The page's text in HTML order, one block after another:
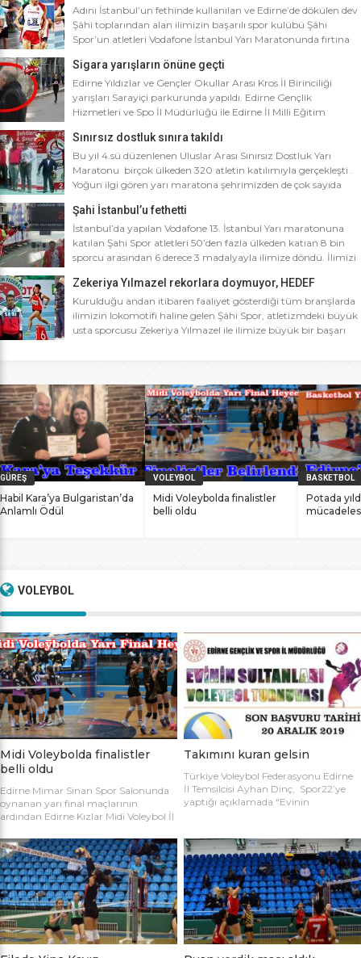
Adını İstanbul’un fethinde kullanılan ve Edirne’de dökülen dev
Şâhi toplarından alan ilimizin başarılı spor kulübü Şâhi
Spor’un atletleri Vodafone İstanbul Yarı Maratonunda fırtına
Vodafone İstanbul Yarı Maratonu’na ilimizden Şâhi Spor 5
sporcusuyla katıldı. Vodafone İstanbul Yarı Maratonu 10 bin
metre yarışına toplamda 4 bin […]
Sigara yarışların önüne geçti
Edirne Yıldızlar ve Gençler Okullar Arası Kros İl Birinciliği
yarışları Sarayiçi parkurunda yapıldı. Edirne Gençlik
Hizmetleri ve Spo İl Müdürlüğü ile Edirne İl Milli Eğitim
Birinciliği yarışları Sarayiçi parkurunda yapıldı. Oldukça soğuk
ve yağmurlu bir havada düzenlenen yarışlara katılımın
yoğun olması atletizm adına sevindirici bulunurken Atletizm
Federasyonu İl […]
Sınırsız dostluk sınıra takıldı
Bu yıl 4.sü düzenlenen Uluslar Arası Sınırsız Dostluk Yarı
Maratonu birçok ülkeden 320 atletin katılımıyla gerçekleşti .
Yoğun ilgi gören yarı maratona şehrimizden de çok sayıda
Ali Soydan tarafından yeni kurulmasına rağmen bir çok
branşta başarıdan başarıya koşan Edirne Al Kan Spor Kulübü
de […]
Şahi İstanbul’u fethetti
İstanbul’da yapılan Vodafone 13. İstanbul Yarı maratonuna
katılan Şahi Spor atletleri 50’den fazla ülkeden katıan 8 bin
sporcu arasından 6 derece 3 madalyayla ilimize döndü. İlimizi
spor, başarılarına bir yensini ekledi. İstanbul’da yapılan ve
50’yi aşkın ülkeden 8 bin sporcunun katıldığı Vodafone 13.
İstanbul Yarı Maratonuna katılan […]
Zekeriya Yılmazel rekorlara doymuyor, HEDEF
OLİMPİYAT ŞAMPİYONLUĞU
Kurulduğu andan itibaren faaliyet gösterdiği tüm branşlarda
ilimizin lokomotifi haline gelen Şâhi Spor, atletizmdeki büyük
usta sporcusu Zekeriya Yılmazel ile ilimize büyük bir başarı
başarılarına yenilerini ekledi. İstanbul Ataköy’de 11-12 Mart
2017 tarihlerinde düzenlenen Masterlar […]
GÜREŞ
Habil Kara’ya Bulgaristan’da
Anlamlı Ödül
VOLEYBOL
Midi Voleybolda finalistler
belli oldu
BASKETBOL
Potada
VOLEYBOL
Midi Voleybolda finalistler
belli oldu
Edirne Mimar Sinan Spor Salonunda
oynanan yarı final maçlarının
ardından Edirne Kızlar Midi Voleybol İl
oynamaya hak kazanan takımlar
belirlendi. İlk oynanan yarı final
maçında Atletik Trakya takımını 25-
17, 25-7 ve 25-20’lik setlerle 3-0
mağlup eden Keşan Yıldızı takımı
finale adını ilk yazdıran takım oldu.
Oynanan ikinci maçta Avrupa
Yıldızları ile Kırcasalih […]
Takımını kuran gelsin
Türkiye Voleybol Federasyonu Edirne
İl Temsilcisi Ayhan Dinç, Spor22’ye
yaptığı açıklamada “Evinin
Temsilciliği olarak “Evinin Sultanları”
ismiyle Kadın Voleybol Turnuvası
organize ediliyor. 18 yaşını doldurmuş
tüm kadınların katılımına açık olan
turnuvaya katılım için takım
kaptanlarının sporcu listesini sağlık
raporlarıyla(sağlık ocağından
alınması yeterli) birlikte Gençlik Spor
İl […]